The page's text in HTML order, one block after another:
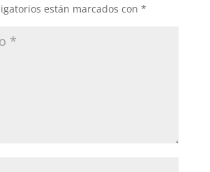
están marcados con *